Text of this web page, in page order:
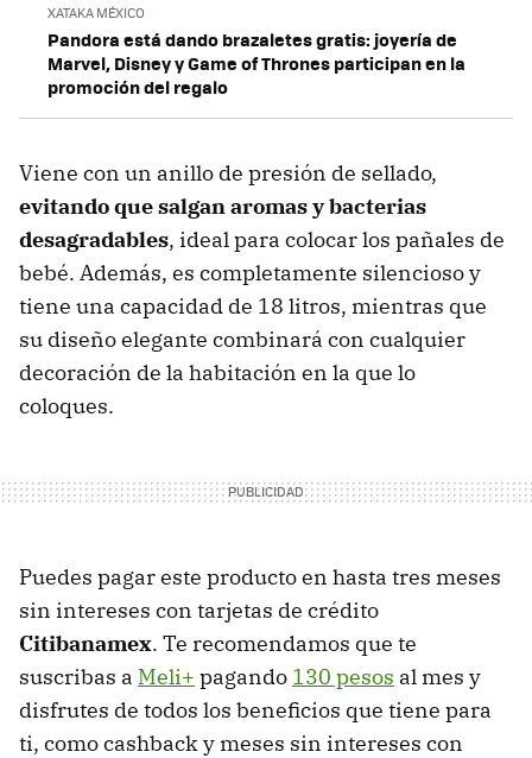
XATAKA MÉXICO
Pandora está dando brazaletes gratis: joyería de
Marvel, Disney y Game of Thrones participan en la
promoción del regalo
Viene con un anillo de presión de sellado,
evitando que salgan aromas y bacterias
desagradables, ideal para colocar los pañales de
bebé. Además, es completamente silencioso y
tiene una capacidad de 18 litros, mientras que
su diseño elegante combinará con cualquier
decoración de la habitación en la que lo
coloques.
Puedes pagar este producto en hasta tres meses
sin intereses con tarjetas de crédito
Citibanamex. Te recomendamos que te
suscribas a Meli+ pagando 130 pesos al mes y
disfrutes de todos los beneficios que tiene para
ti, como cashback y meses sin intereses con